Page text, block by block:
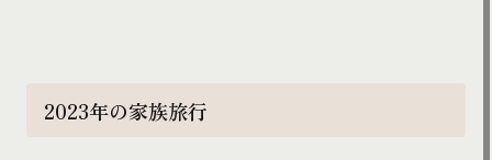
2023年の家族旅行